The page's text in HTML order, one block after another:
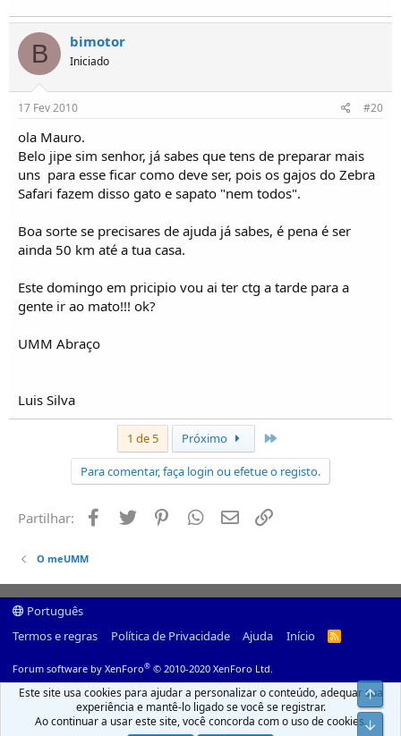
B bimotor
Iniciado
17 Fev 2010 #20
ola Mauro.
Belo jipe sim senhor, já sabes que tens de preparar mais
uns  para esse ficar como deve ser, pois os gajos do Zebra
Safari fazem disso gato e sapato "nem todos".
Boa sorte se precisares de ajuda já sabes, é pena é ser
ainda 50 km até a tua casa.
Este domingo em pricipio vou ai ter ctg a tarde para a
gente ir ao mato!!! ok?
UMM Abraço
Luis Silva
1 de 5 Próximo
Para comentar, faça login ou efetue o registo.
Partilhar: Facebook
Twitter PinterestWhatsapp
Email
O meUMM
Português
Termos e regras
Política de Privacidade Ajuda Início
R
Forum software by XenForo® © 2010-2020 XenForo Ltd.
Este site usa cookies para ajudar a personalizar o conteúdo, adequar sua
experiência e mantê-lo ligado se você se registrar.
Ao continuar a usar este site, você concorda com o uso de cookies.
Top